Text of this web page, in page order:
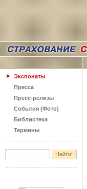
Экспонаты
Пресса
Пресс-релизы
События (Фото)
Библиотека
Термины